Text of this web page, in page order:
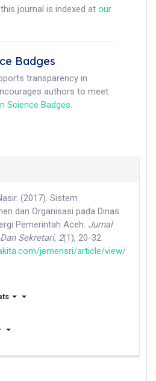
journal is indexed at our
Badges
transparency in
authors to meet
Science Badges.
(2017). Sistem
dan Organisasi pada Dinas
Pemerintah Aceh. Jurnal
Sekretari, 2(1), 20-32.
jemensri/article/view/